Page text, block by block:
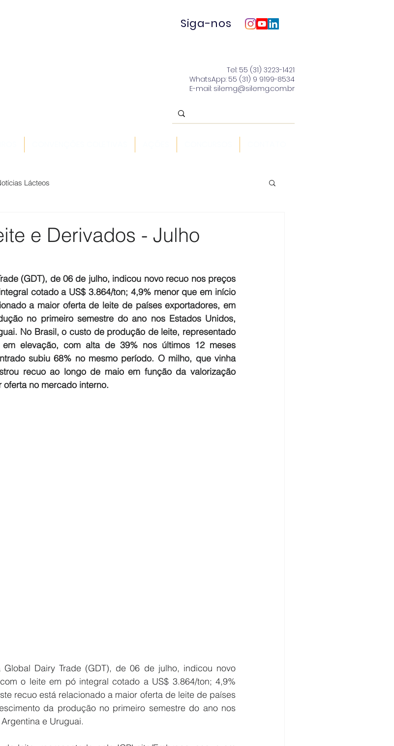
Siga-nos
Tel: 55 (31) 3223-1421
WhatsApp: 55 (31) 9 9199-8534
E-mail: silemg@silemg.com.br
Lácteos
e Derivados - Julho
(GDT), de 06 de julho, indicou novo recuo nos preços
cotado a US$ 3.864/ton; 4,9% menor que em início
a maior oferta de leite de países exportadores, em
no primeiro semestre do ano nos Estados Unidos,
No Brasil, o custo de produção de leite, representado
em elevação, com alta de 39% nos últimos 12 meses
subiu 68% no mesmo período. O milho, que vinha
recuo ao longo de maio em função da valorização
no mercado interno.
Dairy Trade (GDT), de 06 de julho, indicou novo
o leite em pó integral cotado a US$ 3.864/ton; 4,9%
recuo está relacionado a maior oferta de leite de países
da produção no primeiro semestre do ano nos
e Uruguai.